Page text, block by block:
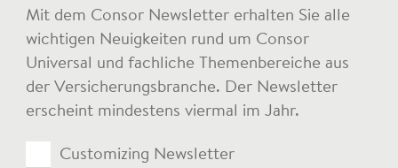
Mit dem Consor Newsletter erhalten Sie alle
wichtigen Neuigkeiten rund um Consor
Universal und fachliche Themenbereiche aus
der Versicherungsbranche. Der Newsletter
erscheint mindestens viermal im Jahr.
TopicsCustomizing Newsletter